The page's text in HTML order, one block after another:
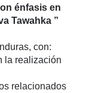
énfasis en
Tawahka ”
con:
la realización
relacionados